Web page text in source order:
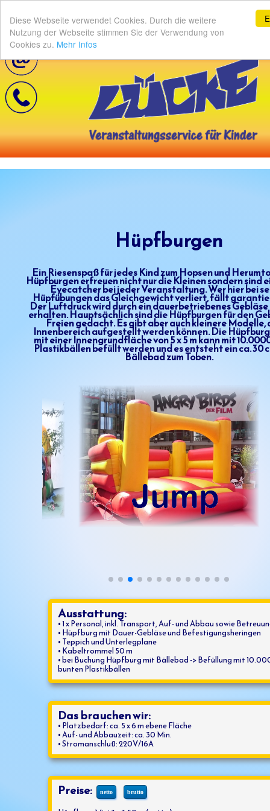
Diese Webseite verwendet Cookies. Durch die weitere
Nutzung der Webseite stimmen Sie der Verwendung von
Cookies zu. Mehr Infos
Hüpfburgen
Ein Riesenspaß für jedes Kind zum Hopsen und
Hüpfburgen erfreuen nicht nur die Kleinen sondern sind
Eyecatcher bei jeder Veranstaltung. Wer hier bei
Hüpfübungen das Gleichgewicht verliert, fällt
Der Luftdruck wird durch ein dauerbetriebenes
erhalten. Hauptsächlich sind die Hüpfburgen für den
Freien gedacht. Es gibt aber auch kleinere Modelle,
Innenbereich aufgestellt werden können. Die
mit einer Innengrundfläche von 5 x 5 m kann mit
Plastikbällen befüllt werden und es entsteht ein ca. 30
Bällebad zum Toben.
Ausstattung:
• 1 x Personal, inkl. Transport, Auf- und Abbau sowie
• Hüpfburg mit Dauer-Gebläse und Befestigungsheringen
• Teppich und Unterlegplane
• Kabeltrommel 50 m
• bei Buchung Hüpfburg mit Bällebad -> Befüllung mit
bunten Plastikbällen
Das brauchen wir:
• Platzbedarf: ca. 5 x 6 m ebene Fläche
• Auf- und Abbauzeit: ca. 30 Min.
• Stromanschluß: 220V/16A
Preise: